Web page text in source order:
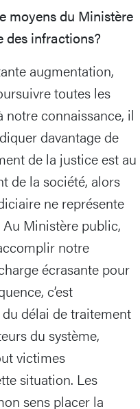
moyens du Ministère
des infractions?
augmentation,
toutes les
connaissance, il
davantage de
de la justice est au
de la société, alors
ne représente
Ministère public,
notre
écrasante pour
c’est
délai de traitement
du système,
victimes
situation. Les
sens placer la